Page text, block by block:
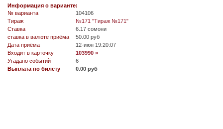
Информация о варианте:
№ варианта
104106
Tираж
№171 "Тираж №171"
Ставка
6.17 сомони
ставка в валюте приёма
50.00 руб
Дата приёма
12-июн 19:20:07
Входит в карточку
103990 »
Угадано событий
6
Выплата по билету
0.00 руб